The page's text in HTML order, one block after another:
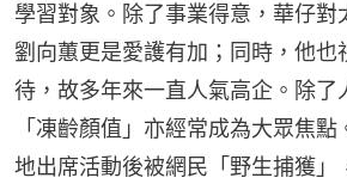
學習對象。除了事業得意，華仔對
劉向蕙更是愛護有加；同時，他也
待，故多年來一直人氣高企。除了
「凍齡顏值」亦經常成為大眾焦
地出席活動後被網民「野生捕獲」